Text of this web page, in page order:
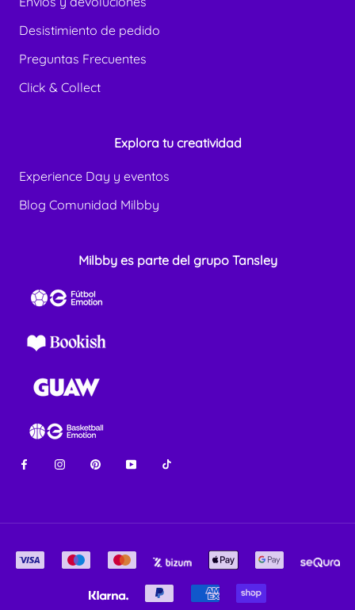
Desistimiento de pedido
Preguntas Frecuentes
Click & Collect
Explora tu creatividad
Experience Day y eventos
Blog Comunidad Milbby
Milbby es parte del grupo Tansley